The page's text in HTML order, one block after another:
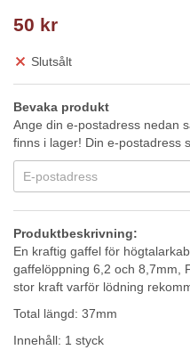
50 kr
Slutsålt
Bevaka produkt
Ange din e-postadress nedan
finns i lager! Din e-postadress
Produktbeskrivning:
En kraftig gaffel för
gaffelöppning 6,2 och 8,7mm,
stor kraft varför lödning
Total längd: 37mm
Innehåll: 1 styck